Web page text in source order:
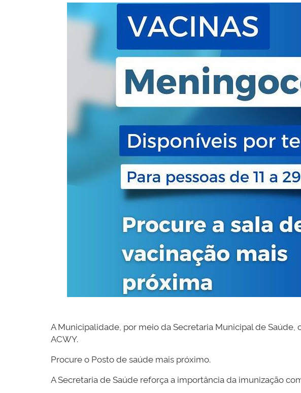
A Municipalidade, por meio da Secretaria Municipal de Saúde,
ACWY.
Procure o Posto de saúde mais próximo.
A Secretaria de Saúde reforça a importância da imunização